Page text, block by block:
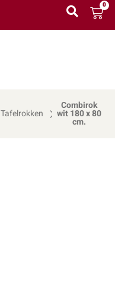
0
Tafelrokken
Combirok
wit 180 x 80
cm.